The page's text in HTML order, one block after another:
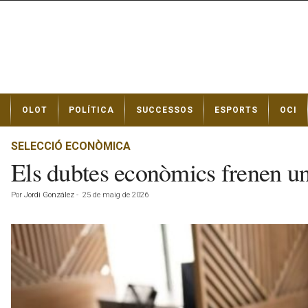
t
OLOT POLÍTICA SUCCESSOS ESPORTS OCI
SELECCIÓ ECONÒMICA
Els dubtes econòmics frenen
Por Jordi González - 25 de maig de 2026